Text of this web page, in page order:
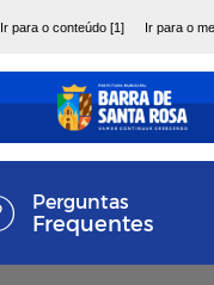
Ir para o conteúdo [1] Ir para o
Perguntas
Frequentes